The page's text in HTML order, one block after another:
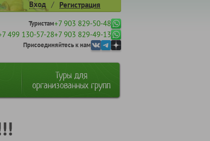
Вход / Регистрация
Туристам+7 903 829-50-48
499 130-57-28+7 903 829-49-13
Присоединяйтесь к нам
Туры для
организованных групп